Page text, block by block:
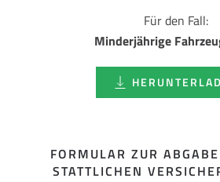
Für den Fall:
Minderjährige
FORMULAR ZUR
STATTLICHEN